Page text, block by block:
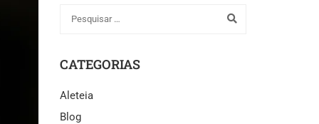
CATEGORIAS
Aleteia
Blog